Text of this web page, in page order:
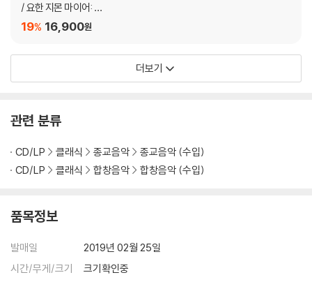
/ 요한 지몬 마이어: 미
사 글로리아와 크레도
hann Simon Mayr: M
do in D)
16,900원
19%
더보기
관련 분류
CD/LP 클래식 종교음악
종교음악 (수입)
CD/LP
클래식 합창음악 합창음악 (수입)
품목정보
발매일
2019년 02월 25일
시간/무게/크기
크기확인중